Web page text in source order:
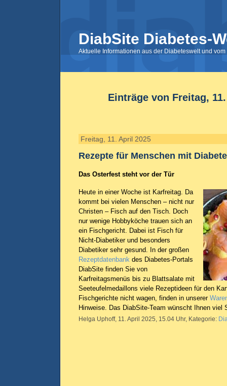
DiabSite Diabetes-
Aktuelle Informationen aus der Diabeteswelt und
Einträge von Freitag,
Freitag, 11. April 2025
Rezepte für Menschen mit
Das Osterfest steht vor der Tür
Heute in einer Woche ist Karfreitag. Da
kommt bei vielen Menschen – nicht nur
Christen – Fisch auf den Tisch. Doch
nur wenige Hobbyköche trauen sich an
ein Fischgericht. Dabei ist Fisch für
Nicht-Diabetiker und besonders
Diabetiker sehr gesund. In der großen
Rezeptdatenbank des Diabetes-Portals
DiabSite finden Sie von
Karfreitagsmenüs bis zu Blattsalate mit
Seeteufelmedaillons viele Rezeptideen für den
Fischgerichte nicht wagen, finden in unserer
Hinweise. Das DiabSite-Team wünscht Ihnen viel
Helga Uphoff, 11. April 2025, 15.04 Uhr, Kategorie: